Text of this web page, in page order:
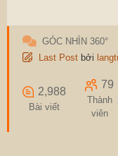
GÓC NHÌN 360°
Last Post bởi
2,988
Bài viết
79
Thành
viên